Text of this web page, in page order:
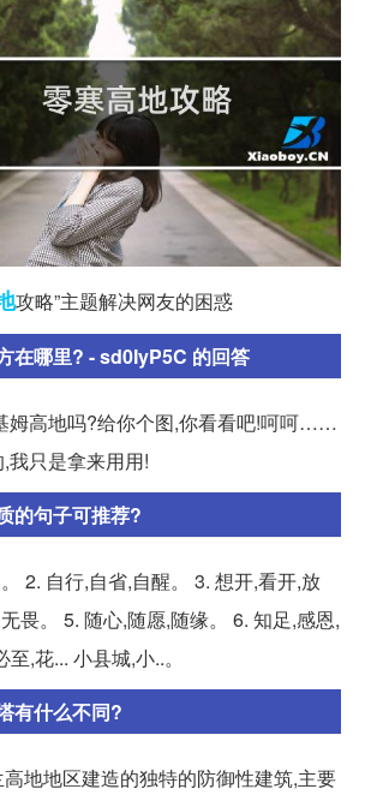
攻略”主题解决网友的困惑
在哪里? - sd0IyP5C 的回答
姆高地吗?给你个图,你看看吧!呵呵……
我只是拿来用用!
的句子可推荐?
2. 自行,自省,自醒。 3. 想开,看开,放
畏。 5. 随心,随愿,随缘。 6. 知足,感恩,
,花... 小县城,小..。
有什么不同?
地地区建造的独特的防御性建筑,主要